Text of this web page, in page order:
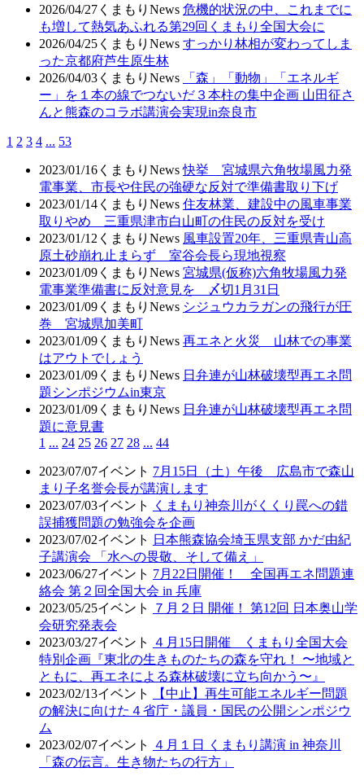
2026/04/27 くまもりNews 危機的状況の中、これまでに
も増して熱気あふれる第29回くまもり全国大会に
2026/04/25 くまもりNews すっかり林相が変わってしま
った京都府芦生原生林
2026/04/03 くまもりNews
「森」「動物」「エネルギ
ー」を１本の線でつないだ３本柱の集中企画 山田征さ
んと熊森のコラボ講演会実現in奈良市
1 2 3 4 ... 53
2023/01/16 くまもりNews 快挙 宮城県六角牧場風力発
電事業、市長や住民の強硬な反対で準備書取り下げ
2023/01/14 くまもりNews 住友林業、建設中の風車事業
取りやめ 三重県津市白山町の住民の反対を受け
2023/01/12 くまもりNews 風車設置20年、三重県青山高
原土砂崩れ止まらず 室谷会長ら現地視察
2023/01/09 くまもりNews 宮城県(仮称)六角牧場風力発
電事業準備書に反対意見を 〆切1月31日
2023/01/09 くまもりNews シジュウカラガンの飛行が圧
巻 宮城県加美町
2023/01/09 くまもりNews 再エネと火災 山林での事業
はアウトでしょう
2023/01/09 くまもりNews 日弁連が山林破壊型再エネ問
題シンポジウムin東京
2023/01/09 くまもりNews 日弁連が山林破壊型再エネ問
題に意見書
1 ... 24 25 26 27 28 ... 44
2023/07/07イベント 7月15日（土）午後 広島市で森山
まり子名誉会長が講演します
2023/07/03イベント
くまもり神奈川がくくり罠への錯
誤捕獲問題の勉強会を企画
2023/07/02イベント
日本熊森協会埼玉県支部 かだ由紀
子講演会 「水への畏敬、そして備え」
2023/06/27イベント 7月22日開催！ 全国再エネ問題連
絡会 第２回全国大会 in 兵庫
2023/05/25イベント
７月２日 開催！ 第12回 日本奥山学
会研究発表会
2023/03/27イベント
４月15日開催 くまもり全国大会
特別企画『東北の生きものたちの森を守れ！ 〜地域と
ともに、再エネによる森林破壊に立ち向かう〜』
2023/02/13イベント
【中止】再生可能エネルギー問題
の解決に向けた４省庁・議員・国民の公開シンポジウ
ム
2023/02/07イベント
４月１日 くまもり講演 in 神奈川
「森の伝言。生き物たちの行方」